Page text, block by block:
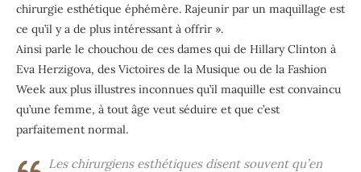
chirurgie esthétique éphémère. Rajeunir par un maquillage est
ce qu’il y a de plus intéressant à offrir ».
Ainsi parle le chouchou de ces dames qui de Hillary Clinton à
Eva Herzigova, des Victoires de la Musique ou de la Fashion
Week aux plus illustres inconnues qu’il maquille est convaincu
qu’une femme, à tout âge veut séduire et que c’est
parfaitement normal.
Les chirurgiens esthétiques disent souvent qu’en